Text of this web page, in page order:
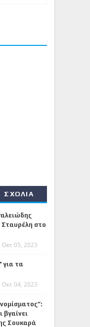
ΣΧΟΛΙΑ
στο
Οκτ 05, 2023
τα
Οκτ 04, 2023
βγαίνει
Σουκαρά